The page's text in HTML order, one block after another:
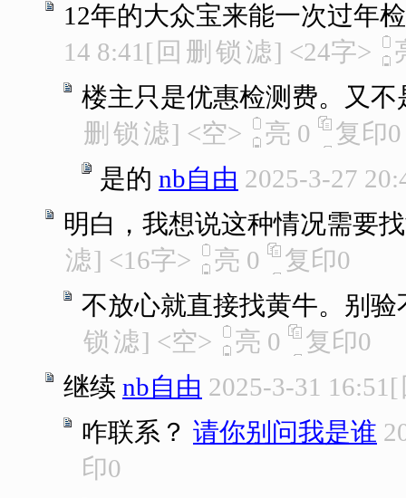
12年的大众宝来能一次过年
14 8:41 [ 回 删 锁 滤] <24字>
楼主只是优惠检测费。又不
删 锁 滤] <空> 亮 0 复印0
是的 nb自由 2025-3-27
明白，我想说这种情况需要
滤] <16字> 亮 0 复印0
不放心就直接找黄牛。别验
锁 滤] <空> 亮 0 复印0
继续 nb自由 2025-3-31 16:51 [
咋联系？ 请你别问我是谁
印0